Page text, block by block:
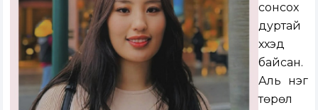
сонсох
дуртай
хүүхэд
байсан.
Аль нэг
төрөл